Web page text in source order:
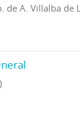
de A. Villalba de